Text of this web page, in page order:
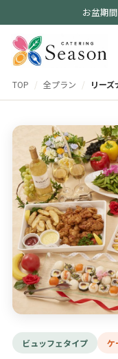
お盆期
TOP / 全プラン / リー
ビュッフェタイプ ケ